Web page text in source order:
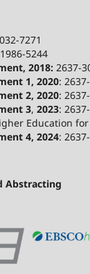
7271
5244
2018: 2637-
1, 2020:
2, 2020:
3, 2023:
Education
4, 2024:
Abstracting